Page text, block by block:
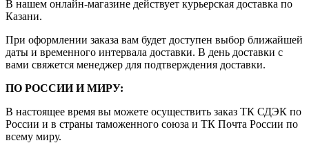
В нашем онлайн-магазине действует курьерская доставка по
Казани.
При оформлении заказа вам будет доступен выбор ближайшей
даты и временного интервала доставки. В день доставки с
вами свяжется менеджер для подтверждения доставки.
ПО РОССИИ И МИРУ:
В настоящее время вы можете осуществить заказ ТК СДЭК по
России и в страны таможенного союза и ТК Почта России по
всему миру.